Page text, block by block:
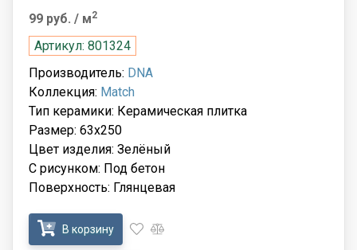
99 руб. / м2
Артикул: 801324
Производитель: DNA
Коллекция: Match
Тип керамики: Керамическая плитка
Размер: 63x250
Цвет изделия: Зелёный
С рисунком: Под бетон
Поверхность: Глянцевая
В корзину